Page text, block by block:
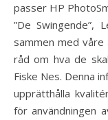
passer HP
”De Swingende”,
sammen med
råd om hva de
Fiske Nes. Denna
upprätthålla
för användningen